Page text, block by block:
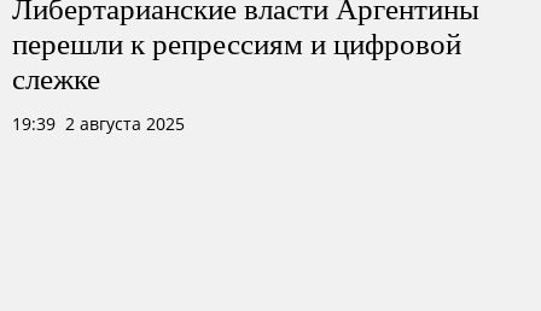
перешли к репрессиям и цифровой
слежке
19:39 2 августа 2025